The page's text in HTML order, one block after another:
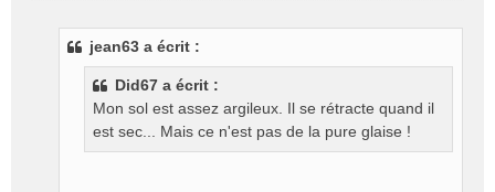
jean63 a écrit :
Did67 a écrit :
Mon sol est assez argileux. Il se rétracte quand il
est sec... Mais ce n'est pas de la pure glaise !